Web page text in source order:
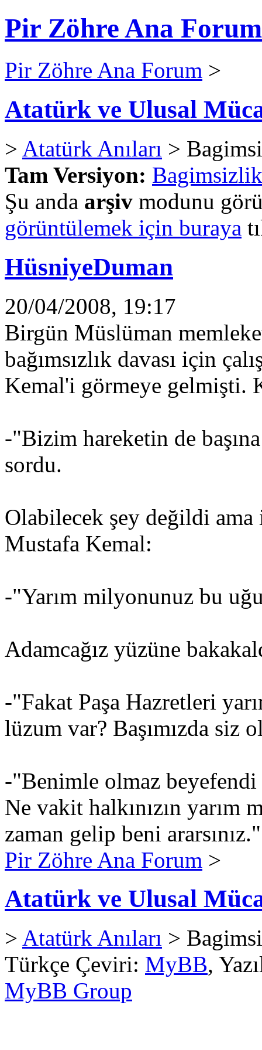
Pir Zöhre Ana Forum
Pir Zöhre Ana Forum >
Atatürk ve Ulusal
> Atatürk Anıları >
Tam Versiyon:
Şu anda arşiv modunu
görüntülemek için buraya
HüsniyeDuman
20/04/2008, 19:17
Birgün Müslüman
bağımsızlık davası için
Kemal'i görmeye gelmişti.
-"Bizim hareketin de
sordu.
Olabilecek şey değildi ama
Mustafa Kemal:
-"Yarım milyonunuz bu
Adamcağız yüzüne
-"Fakat Paşa Hazretleri
lüzum var? Başımızda siz
-"Benimle olmaz
Ne vakit halkınızın yarım
zaman gelip beni ararsınız."
Pir Zöhre Ana Forum >
Atatürk ve Ulusal
> Atatürk Anıları >
Türkçe Çeviri: MyBB,
MyBB Group